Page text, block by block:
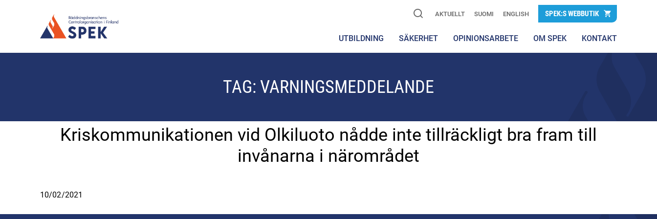
AKTUELLT SUOMI ENGLISH SPEK:S WEBBUTIK
UTBILDNING SÄKERHET OPINIONSARBETE OM SPEK KONTAKT
TAG: VARNINGSMEDDELANDE
Kriskommunikationen vid Olkiluoto nådde inte tillräckligt bra fram till
invånarna i närområdet
10/02/2021